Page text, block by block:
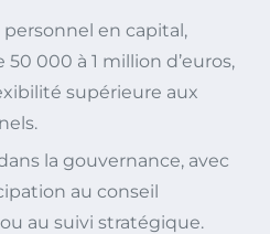
en capital,
000 à 1 million d’euros,
supérieure aux
la gouvernance, avec
au conseil
au suivi stratégique.